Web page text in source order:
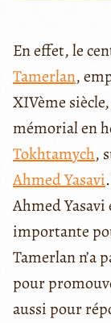
En effet, le
Tamerlan,
XIVème
mémorial en
Tokhtamych,
Ahmed Yasavi
Ahmed
importante
Tamerlan n’a
pour
aussi pour